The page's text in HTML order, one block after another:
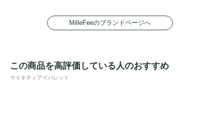
MilleFeeのブランドページへ
この商品を高評価している人のおすすめ
マイキティアイパレット